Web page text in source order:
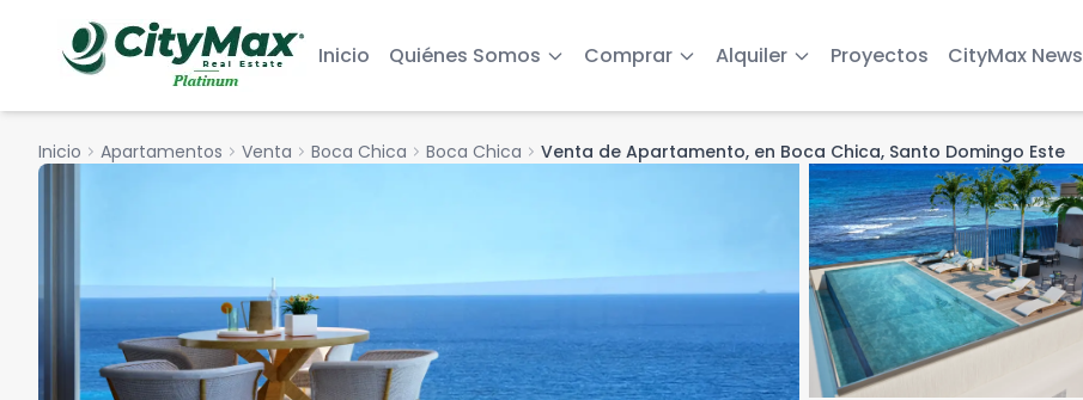
Inicio Quiénes Somos Comprar Alquiler Proyectos CityMax News
Inicio chevron_right Apartamentos chevron_right Venta chevron_right Boca Chica chevron_right Boca Chica chevron_right Venta de Apartamento, en Boca Chica, Santo Domingo Este